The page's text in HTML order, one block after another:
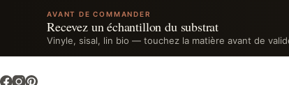
AVANT DE COMMANDER
Recevez un échantillon du substrat
Vinyle, sisal, lin bio — touchez la matière avant de
au